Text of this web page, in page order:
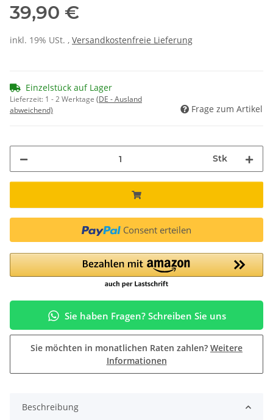
39,90 €
inkl. 19% USt. , Versandkostenfreie Lieferung
Einzelstück auf Lager
Lieferzeit: 1 - 2 Werktage (DE - Ausland
abweichend)
Frage zum Artikel
Stk
Consent erteilen
Sie haben Fragen? Schreiben Sie uns
Sie möchten in monatlichen Raten zahlen? Weitere
Informationen
Beschreibung